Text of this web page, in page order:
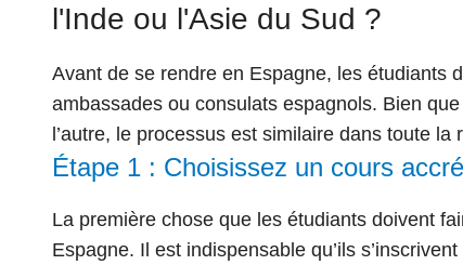
l'Inde ou l'Asie du Sud ?
Avant de se rendre en Espagne, les étudiants
ambassades ou consulats espagnols. Bien
l’autre, le processus est similaire dans toute la
Étape 1 : Choisissez un cours
La première chose que les étudiants doivent
Espagne. Il est indispensable qu’ils